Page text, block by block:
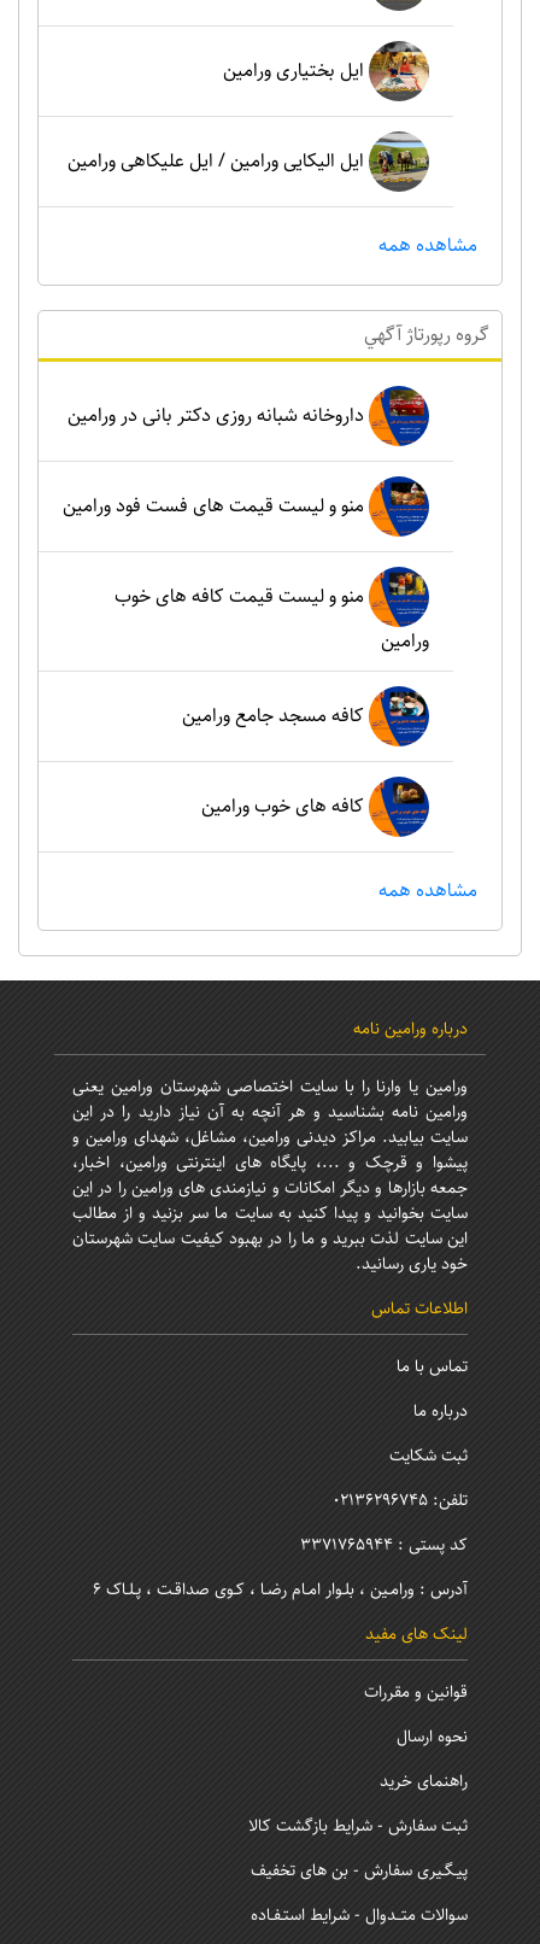
ایل بختیاری ورامین
ایل الیکایی ورامین / ایل علیکاهی ورامین
مشاهده همه
گروه رپورتاژ آگهي
داروخانه شبانه روزی دکتر بانی در ورامین
منو و لیست قیمت های فست فود ورامین
منو و لیست قیمت کافه های خوب
ورامین
کافه مسجد جامع ورامین
کافه های خوب ورامین
مشاهده همه
درباره ورامین نامه
ورامین یا وارنا را با سایت اختصاصی شهرستان ورامین یعنی
ورامین نامه بشناسید و هر آنچه به آن نیاز دارید را در این
سایت بیابید. مراکز دیدنی ورامین، مشاغل، شهدای ورامین و
پیشوا و قرچک و ...، پایگاه های اینترنتی ورامین، اخبار،
جمعه بازارها و دیگر امکانات و نیازمندی های ورامین را در این
سایت بخوانید و پیدا کنید به سایت ما سر بزنید و از مطالب
این سایت لذت ببرید و ما را در بهبود کیفیت سایت شهرستان
خود یاری رسانید.
اطلاعات تماس
تماس با ما
درباره ما
ثبت شکایت
تلفن: 02136296745
کد پستی : 3371765944
آدرس : ورامـین ، بلـوار امـام رضـا ، کـوی صداقـت ، پـلـاک 6
لینک های مفید
قوانین و مقررات
نحوه ارسال
راهنمای خرید
ثبت سفارش - شرایط بازگشت کالا
پیـگـیری سفارش - بن های تخفیف
سوالات متــدوال - شرایط استـفـاده